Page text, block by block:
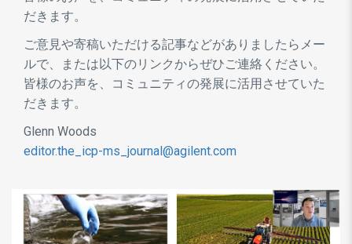
だきます。
ご意見や寄稿いただける記事などがありましたらメー
ルで、または以下のリンクからぜひご連絡ください。
皆様のお声を、コミュニティの発展に活用させていた
だきます。
Glenn Woods
editor.the_icp-ms_journal@agilent.com